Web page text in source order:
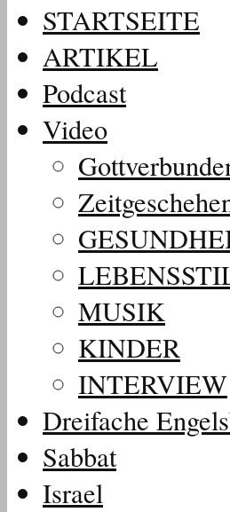
STARTSEITE
ARTIKEL
Podcast
Video
MUSIK
KINDER
INTERVIEW
Dreifache
Sabbat
Israel